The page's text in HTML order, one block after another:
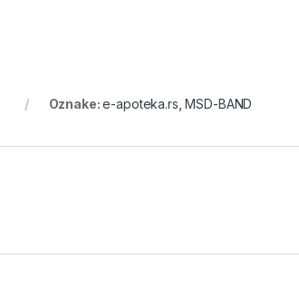
Oznake:e-apoteka.rs ,MSD-BAND